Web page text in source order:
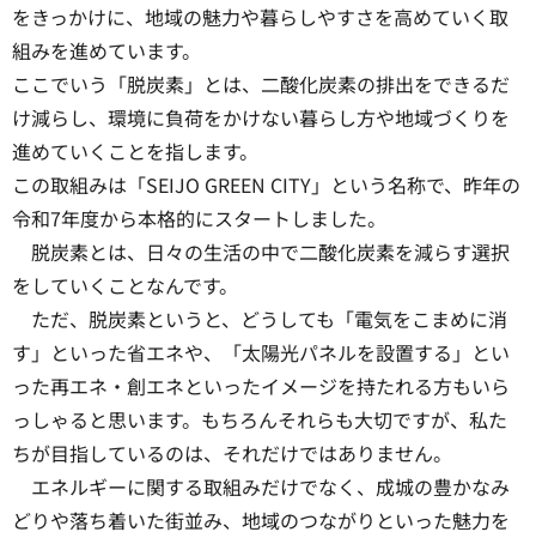
をきっかけに、地域の魅力や暮らしやすさを高めていく取
組みを進めています。
ここでいう「脱炭素」とは、二酸化炭素の排出をできるだ
け減らし、環境に負荷をかけない暮らし方や地域づくりを
進めていくことを指します。
この取組みは「SEIJO GREEN CITY」という名称で、昨年の
令和7年度から本格的にスタートしました。
脱炭素とは、日々の生活の中で二酸化炭素を減らす選択
をしていくことなんです。
ただ、脱炭素というと、どうしても「電気をこまめに消
す」といった省エネや、「太陽光パネルを設置する」とい
った再エネ・創エネといったイメージを持たれる方もいら
っしゃると思います。もちろんそれらも大切ですが、私た
ちが目指しているのは、それだけではありません。
エネルギーに関する取組みだけでなく、成城の豊かなみ
どりや落ち着いた街並み、地域のつながりといった魅力を